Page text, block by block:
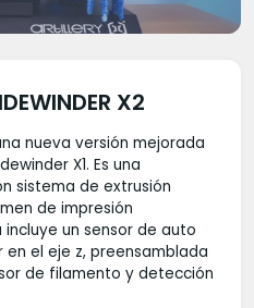
X2
nueva versión mejorada
X1. Es una
sistema de extrusión
de impresión
un sensor de auto
el eje z, preensamblada
de filamento y detección